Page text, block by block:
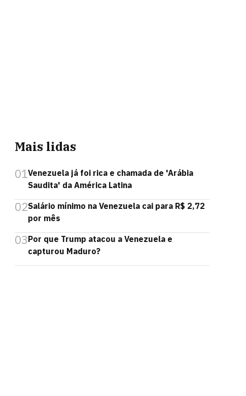
Mais lidas
01Venezuela já foi rica e chamada de 'Arábia
Saudita' da América Latina
02Salário mínimo na Venezuela cai para R$ 2,72
por mês
03Por que Trump atacou a Venezuela e
capturou Maduro?